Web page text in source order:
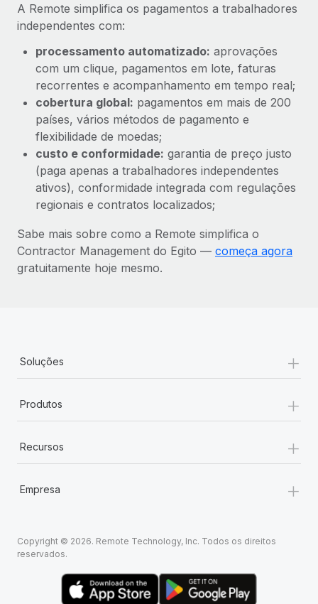
A Remote simplifica os pagamentos a trabalhadores
independentes com:
processamento automatizado: aprovações
com um clique, pagamentos em lote, faturas
recorrentes e acompanhamento em tempo real;
cobertura global: pagamentos em mais de 200
países, vários métodos de pagamento e
flexibilidade de moedas;
custo e conformidade: garantia de preço justo
(paga apenas a trabalhadores independentes
ativos), conformidade integrada com regulações
regionais e contratos localizados;
Sabe mais sobre como a Remote simplifica o
Contractor Management do Egito — começa agora
gratuitamente hoje mesmo.
Soluções +
Produtos +
Recursos +
Empresa +
Copyright © 2026. Remote Technology, Inc. Todos os direitos
reservados.